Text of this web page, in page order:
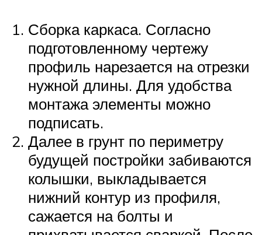
Сборка каркаса. Согласно
подготовленному чертежу
профиль нарезается на отрезки
нужной длины. Для удобства
монтажа элементы можно
подписать.
Далее в грунт по периметру
будущей постройки забиваются
колышки, выкладывается
нижний контур из профиля,
сажается на болты и